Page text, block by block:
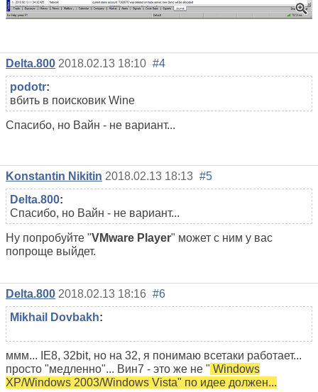
Delta.800 2018.02.13 18:10 #4
podotr:
вбить в поисковик Wine
Спасибо, но Вайн - не вариант...
Konstantin Nikitin 2018.02.13 18:13 #5
Delta.800:
Спасибо, но Вайн - не вариант...
Ну попробуйте "VMware Player" может с ним у вас
попроще выйдет.
Delta.800 2018.02.13 18:16 #6
Mikhail Dovbakh:
ммм... IE8, 32bit, но на 32, я понимаю всетаки работает...
просто "медленно"... Вин7 - это же не " Windows
XP/Windows 2003/Windows Vista" по идее должен...